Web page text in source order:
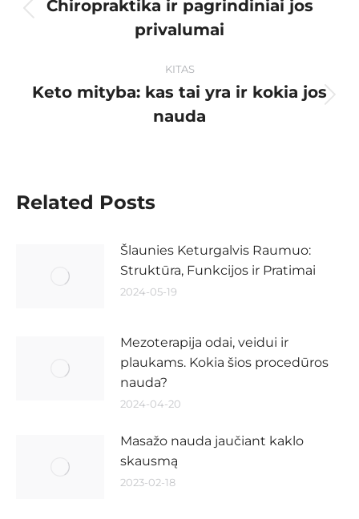
Chiropraktika ir pagrindiniai jos
privalumai
KITAS
Keto mityba: kas tai yra ir kokia jos
nauda
Related Posts
Šlaunies Keturgalvis Raumuo:
Struktūra, Funkcijos ir Pratimai
2024-05-19
Mezoterapija odai, veidui ir
plaukams. Kokia šios procedūros
nauda?
2024-04-20
Masažo nauda jaučiant kaklo
skausmą
2023-02-18